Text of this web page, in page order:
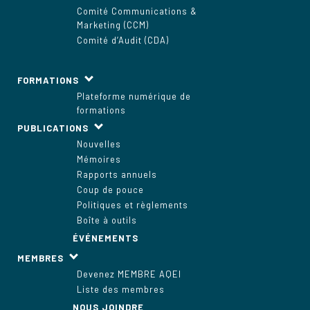
Comité Communications &
Marketing (CCM)
Comité d’Audit (CDA)
FORMATIONS
Plateforme numérique de
formations
PUBLICATIONS
Nouvelles
Mémoires
Rapports annuels
Coup de pouce
Politiques et règlements
Boîte à outils
ÉVÉNEMENTS
MEMBRES
Devenez MEMBRE AQEI
Liste des membres
NOUS JOINDRE